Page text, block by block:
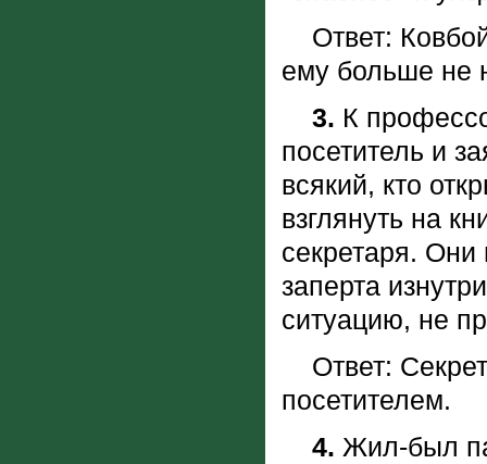
Ответ: Ковбой
ему больше
3. К
посетитель и
всякий, кто
взглянуть на
секретаря.
заперта
ситуацию, не
Ответ:
посетителем.
4. Жил-был